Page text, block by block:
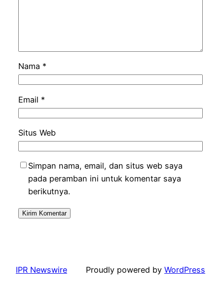
Nama *
Email *
Situs Web
Simpan nama, email, dan situs web saya
pada peramban ini untuk komentar saya
berikutnya.
IPR Newswire Proudly powered by WordPress